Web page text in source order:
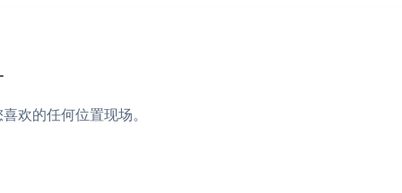
欢的任何位置现场。